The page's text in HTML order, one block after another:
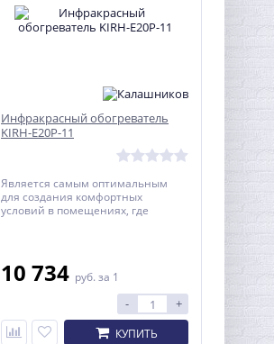
Инфракрасный обогреватель
KIRH-E20P-11
Является самым оптимальным
для создания комфортных
условий в помещениях, где
10 734 руб. за 1
- +
КУПИТЬ